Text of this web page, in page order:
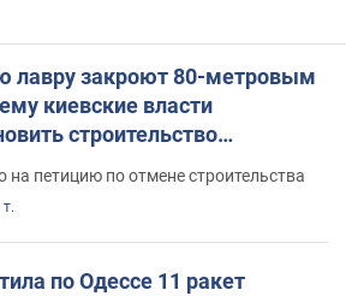
лавру закроют 80-метровым
киевские власти
строительство
на петицию по отмене строительства
по Одессе 11 ракет